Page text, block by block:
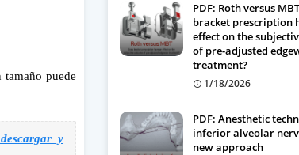
tamaño puede
y
PDF: Roth versus
bracket prescription
effect on the
of pre-adjusted
treatment?
1/18/2026
PDF: Anesthetic
inferior alveolar
new approach